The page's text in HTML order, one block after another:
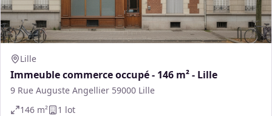
Lille
Immeuble commerce occupé - 146 m² - Lille
9 Rue Auguste Angellier 59000 Lille
146 m² 1 lot